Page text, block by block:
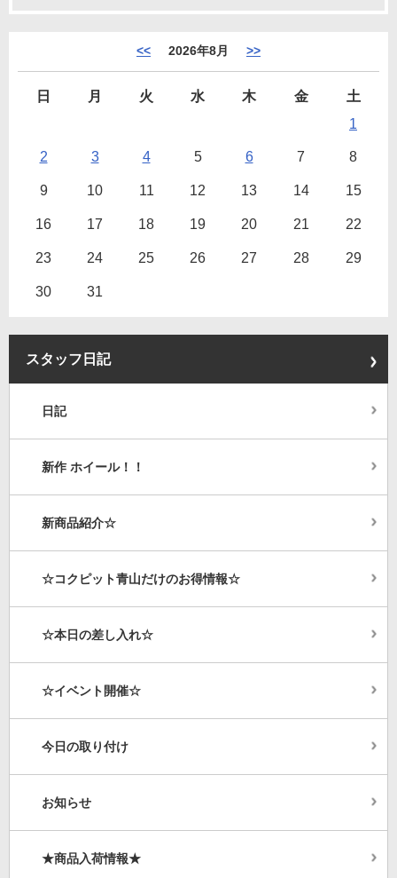
<< 2026年8月 >>
日 月 火 水 木 金
土
1
2 3 4 5 6 7 8
9 10 11 12 13 14 15
16 17 18 19 20 21 22
23 24 25 26 27 28 29
30 31
スタッフ日記
日記
新作 ホイール！！
新商品紹介☆
☆コクピット青山だけのお得情報☆
☆本日の差し入れ☆
☆イベント開催☆
今日の取り付け
お知らせ
★商品入荷情報★